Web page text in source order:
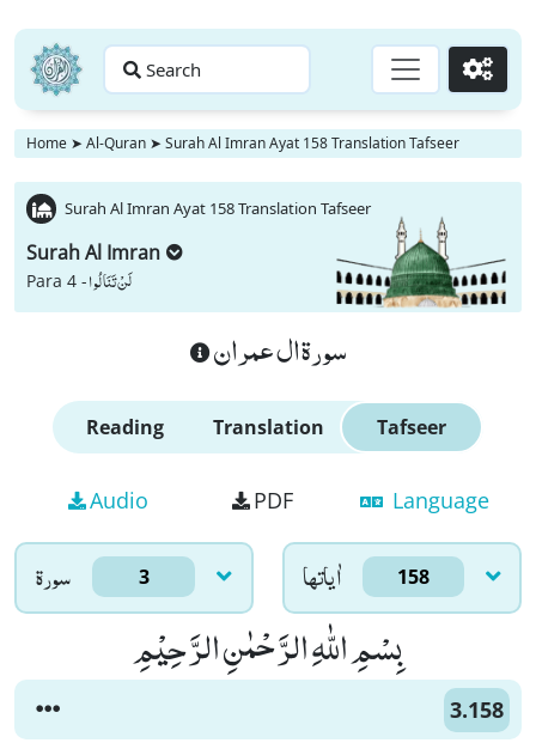
Search Go
Home ➤ Al-Quran ➤ Surah Al Imran Ayat 158 Translation Tafseer
Surah Al Imran Ayat 158 Translation Tafseer
Surah Al Imran
Para 4 -لَنْ تَنَالُوا
سورة ال عمران
Reading Translation Tafseer
Audio PDF Language
سورۃ 3 اٰياتها 158
بِسْمِ اللّٰهِ الرَّحْمٰنِ الرَّحِیْمِ
3.158